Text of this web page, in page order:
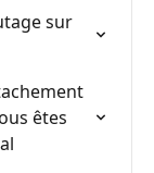
sur
êtes